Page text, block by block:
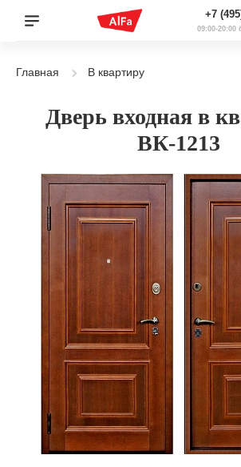
+7
09:00-
Главная В квартиру
Дверь входная в
ВК-1213